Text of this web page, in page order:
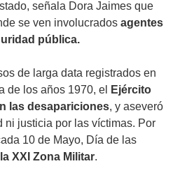
señala Dora Jaimes que
se ven involucrados agentes
pública.
de larga data registrados en
de los años 1970, el
Ejército
las desapariciones, y aseveró
ni justicia por las víctimas. Por
10 de Mayo, Día de las
XXI Zona Militar.